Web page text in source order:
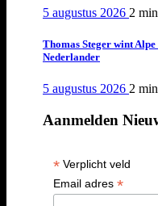
5 augustus 2026 2 min
Thomas Steger wint
Nederlander
5 augustus 2026 2 min
Aanmelden
*Verplicht veld
Email adres *